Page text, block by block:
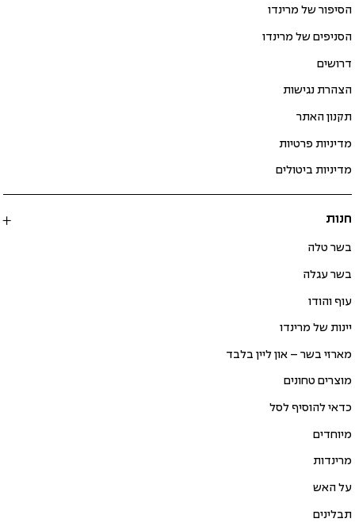
הסיפור של מרינדו
הסניפים של מרינדו
דרושים
הצהרת נגישות
תקנון האתר
מדיניות פרטיות
מדיניות ביטולים
חנות
בשר טלה
בשר עגלה
עוף והודו
יינות של מרינדו
מארזי בשר – און ליין בלבד
מוצרים טחונים
כדאי להוסיף לסל
מיוחדים
מרינדות
על האש
תבלינים